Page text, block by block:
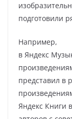
подготовили
Например,
в Яндекс
представил в
Яндекс Книги